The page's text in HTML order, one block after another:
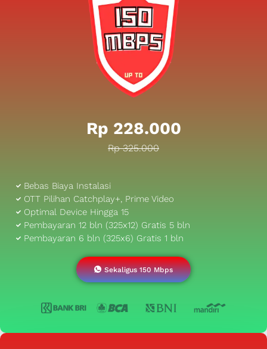
Rp 228.000
Rp 325.000
Bebas Biaya Instalasi
OTT Pilihan Catchplay+, Prime Video
Optimal Device Hingga 15
Pembayaran 12 bln (325x12) Gratis 5 bln
Pembayaran 6 bln (325x6) Gratis 1 bln
Sekaligus 150 Mbps